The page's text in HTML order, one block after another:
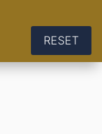
RESET